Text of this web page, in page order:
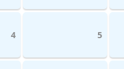
4 5